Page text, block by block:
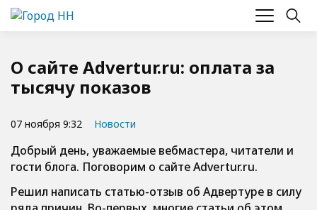
О сайте Advertur.ru: оплата за
тысячу показов
07 ноября 9:32 Новости
Добрый день, уважаемые вебмастера, читатели и
гости блога. Поговорим о сайте Advertur.ru.
Решил написать статью-отзыв об Адвертуре в силу